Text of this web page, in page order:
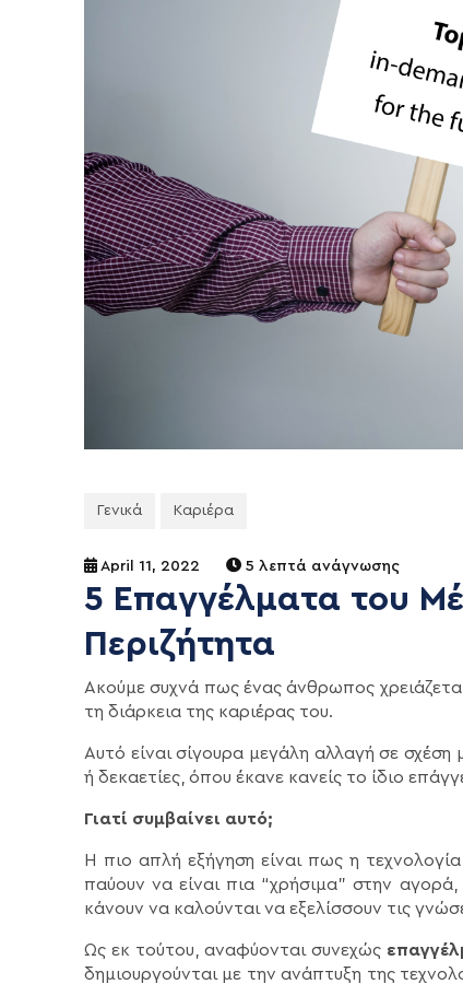
Γενικά Καριέρα
April 11, 2022 5 λεπτά ανάγνωσης
5 Επαγγέλματα του
Περιζήτητα
Ακούμε συχνά πως ένας άνθρωπος
τη διάρκεια της καριέρας του.
Αυτό είναι σίγουρα μεγάλη αλλαγή σε
ή δεκαετίες, όπου έκανε κανείς το ίδιο
Γιατί συμβαίνει αυτό;
Η πιο απλή εξήγηση είναι πως η
παύουν να είναι πια “χρήσιμα” στην
κάνουν να καλούνται να εξελίσσουν τις
Ως εκ τούτου, αναφύονται συνεχώς
δημιουργούνται με την ανάπτυξη της